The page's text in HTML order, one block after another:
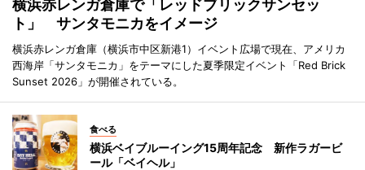
横浜赤レンガ倉庫で「レッドブリックサンセッ
ト」 サンタモニカをイメージ
横浜赤レンガ倉庫（横浜市中区新港1）イベント広場で現在、アメリカ
西海岸「サンタモニカ」をテーマにした夏季限定イベント「Red Brick
Sunset 2026」が開催されている。
食べる
横浜ベイブルーイング15周年記念 新作ラガービ
ール「ベイヘル」